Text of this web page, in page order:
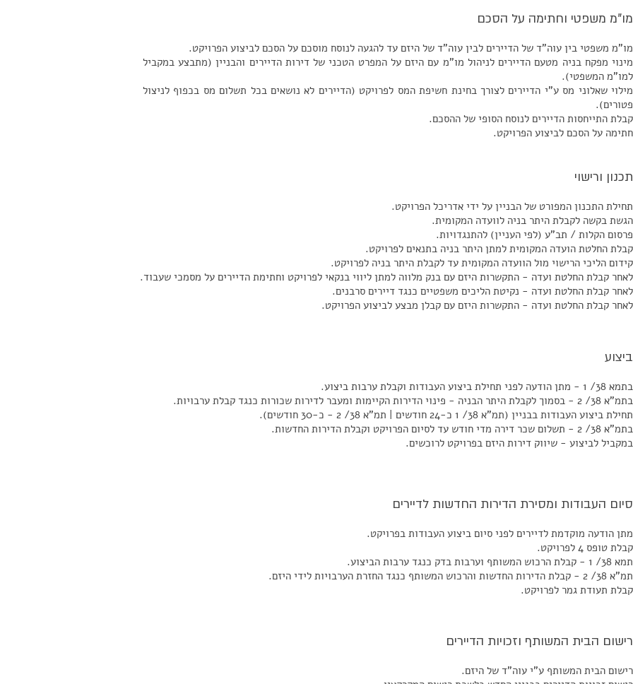
מו"מ משפטי וחתימה על הסכם
מו"מ משפטי בין עוה"ד של הדיירים לבין עוה"ד של היזם עד להגעה לנוסח מוסכם על הסכם לביצוע הפרויקט.
מינוי מפקח בניה מטעם הדיירים לניהול מו"מ עם היזם על המפרט הטכני של דירות הדיירים והבניין (מתבצע במקביל
למו"מ המשפטי).
מילוי שאלוני מס ע"י הדיירים לצורך בחינת חשיפת המס לפרויקט (הדיירים לא נושאים בכל תשלום מס בכפוף לניצול
פטורים).
קבלת התייחסות הדיירים לנוסח הסופי של ההסכם.
חתימה על הסכם לביצוע הפרויקט.
תחילת התכנון המפורט של הבניין על ידי אדריכל הפרויקט.
הגשת בקשה לקבלת היתר בניה לוועדה המקומית.
פרסום הקלות / תב"ע (לפי העניין) להתנגדויות.
קבלת החלטת הועדה המקומית למתן היתר בניה בתנאים לפרויקט.
קידום הליכי הרישוי מול הוועדה המקומית עד לקבלת היתר בניה לפרויקט.
לאחר קבלת החלטת ועדה - התקשרות היזם עם בנק מלווה למתן ליווי בנקאי לפרויקט וחתימת הדיירים על מסמכי שעבוד.
לאחר קבלת החלטת ועדה - נקיטת הליכים משפטיים כנגד דיירים סרבנים.
לאחר קבלת החלטת ועדה - התקשרות היזם עם קבלן מבצע לביצוע הפרויקט.
תכנון ורישוי
בתמא 38/ 1 - מתן הודעה לפני תחילת ביצוע העבודות וקבלת ערבות ביצוע.
בתמ"א 38/ 2 - בסמוך לקבלת היתר הבניה - פינוי הדירות הקיימות ומעבר לדירות שכורות כנגד קבלת ערבויות.
תחילת ביצוע העבודות בבניין (תמ"א 38/ 1 כ-24 חודשים | תמ"א 38/ 2 - כ-30 חודשים).
בתמ"א 38/ 2 - תשלום שכר דירה מדי חודש עד לסיום הפרויקט וקבלת הדירות החדשות.
במקביל לביצוע - שיווק דירות היזם בפרויקט לרוכשים.
ביצוע
מתן הודעה מוקדמת לדיירים לפני סיום ביצוע העבודות בפרויקט.
קבלת טופס 4 לפרויקט.
תמא 38/ 1 - קבלת הרכוש המשותף וערבות בדק כנגד ערבות הביצוע.
תמ"א 38/ 2 - קבלת הדירות החדשות והרכוש המשותף כנגד החזרת הערבויות לידי היזם.
קבלת תעודת גמר לפרויקט.
סיום העבודות ומסירת הדירות החדשות לדיירים
רישום הבית המשותף ע"י עוה"ד של היזם.
רישום הבית המשותף וזכויות הדיירים